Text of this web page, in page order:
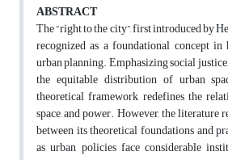
ABSTRACT
The “right to the city”, first introduced by
recognized as a foundational concept in
urban planning. Emphasizing social
the equitable distribution of urban
theoretical framework redefines the
space, and power. However, the literature
between its theoretical foundations and
as urban policies face considerable